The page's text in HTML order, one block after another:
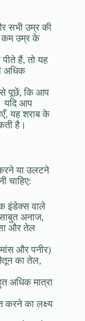
सभी उम्र की
कम उम्र के
हैं, तो यह
अधिक
पूछें, कि आप
यदि आप
यह शराब के
है।
या उलटने
चाहिए:
इंडेक्स वाले
अनाज,
और तेल
और पनीर)
का तेल,
अधिक मात्रा
करने का लक्ष्य